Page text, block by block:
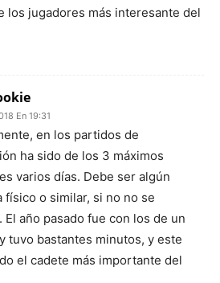
los jugadores más interesante del
En 19:31
en los partidos de
ha sido de los 3 máximos
varios días. Debe ser algún
físico o similar, si no no se
El año pasado fue con los de un
tuvo bastantes minutos, y este
el cadete más importante del